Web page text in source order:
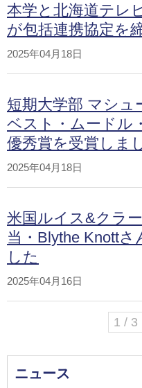
本学と北海道テレ
が包括連携協定を
2025年04月18日
短期大学部 マシュ
ベスト・ムードル
優秀賞を受賞しま
2025年04月18日
米国ルイス&クラ
当・Blythe Knottさ
した
2025年04月16日
1 / 3
ニュース